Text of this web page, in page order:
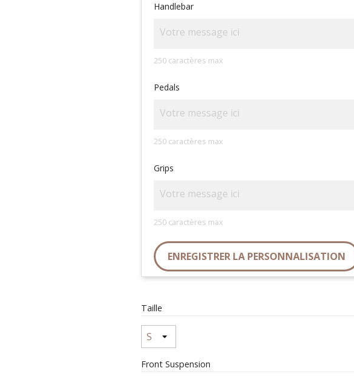
Handlebar
250 caractères max
Pedals
250 caractères max
Grips
250 caractères max
ENREGISTRER LA PERSONNALISATION
Taille
Front Suspension